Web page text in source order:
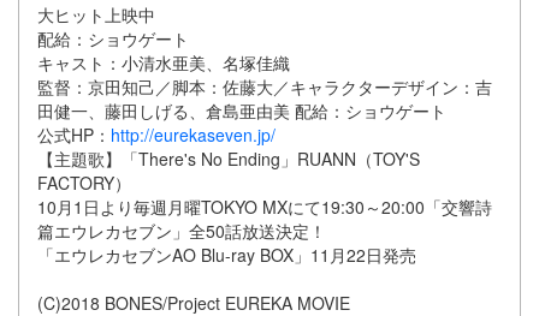
大ヒット上映中
配給：ショウゲート
キャスト：小清水亜美、名塚佳織
監督：京田知己／脚本：佐藤大／キャラクターデザイン：吉
田健一、藤田しげる、倉島亜由美 配給：ショウゲート
公式HP： http://eurekaseven.jp/
【主題歌】「There's No Ending」RUANN（TOY'S
FACTORY）
10月1日より毎週月曜TOKYO MXにて19:30～20:00「交響詩
篇エウレカセブン」全50話放送決定！
「エウレカセブンAO Blu-ray BOX」11月22日発売
(C)2018 BONES/Project EUREKA MOVIE